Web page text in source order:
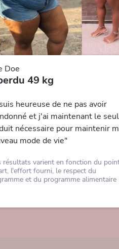
Doe
49 kg
heureuse de ne pas avoir
et j'ai maintenant le seul
nécessaire pour maintenir
mode de vie"
résultats varient en fonction du
l'effort fourni, le respect du
et du programme alimentaire